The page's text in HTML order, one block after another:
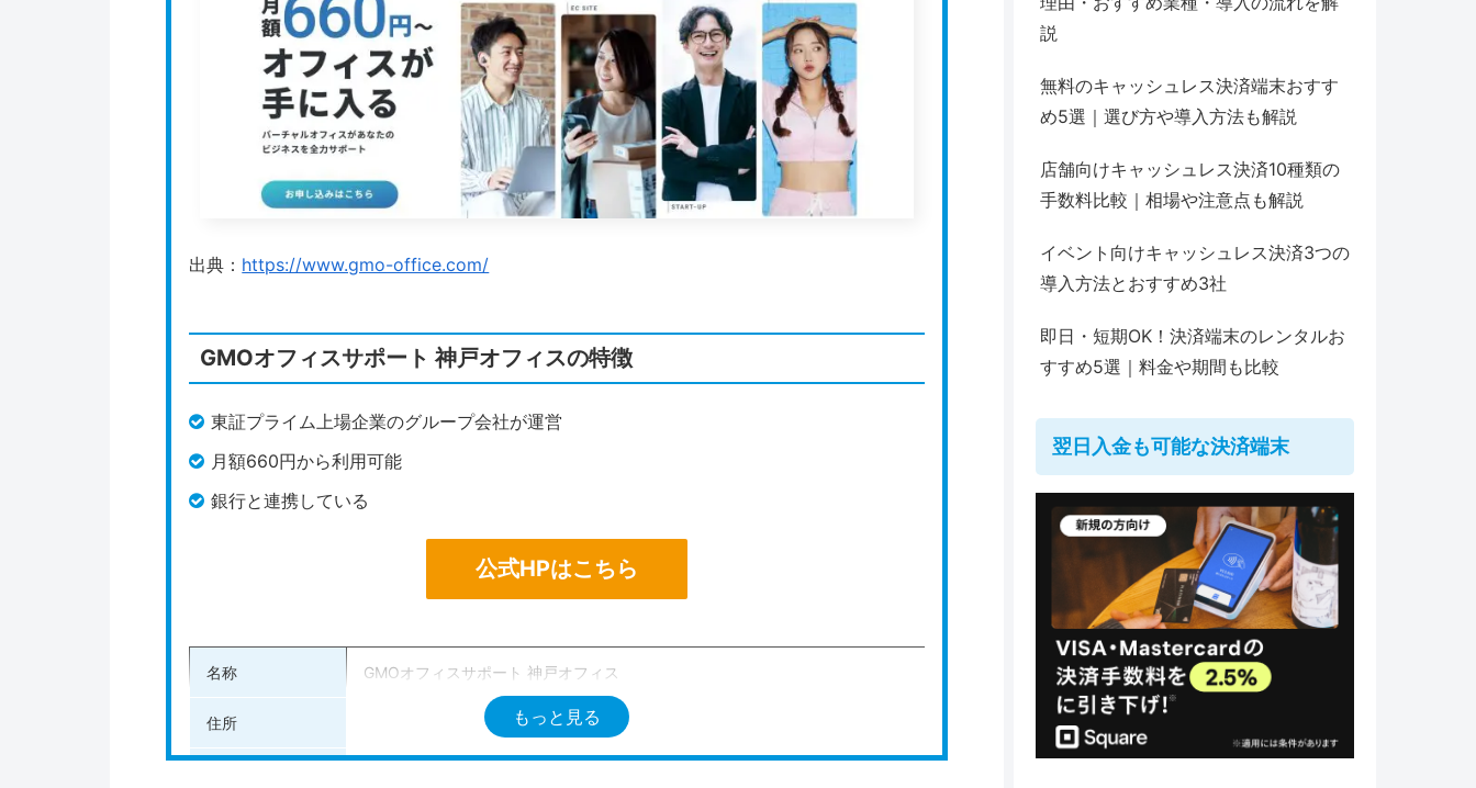
出典： https://www.gmo-office.com/
GMOオフィスサポート 神戸オフィスの特徴
東証プライム上場企業のグループ会社が運営
月額660円から利用可能
銀行と連携している
公式HPはこちら
名称 GMOオフィスサポート 神戸オフィス
住所 兵庫県神戸市中央区磯辺通1丁目1-18 カサベラ国際プラザビル707
もっと見る
説
無料のキャッシュレス決済端末おすす
め5選｜選び方や導入方法も解説
店舗向けキャッシュレス決済10種類の
手数料比較｜相場や注意点も解説
イベント向けキャッシュレス決済3つの
導入方法とおすすめ3社
即日・短期OK！決済端末のレンタルお
すすめ5選｜料金や期間も比較
翌日入金も可能な決済端末